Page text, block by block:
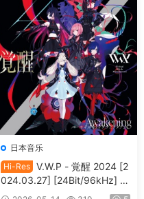
日本音乐
Hi-Res V.W.P - 覚醒 2024 [2
024.03.27] [24Bit/96kHz] [H
i-Res Flac 1.17GB]